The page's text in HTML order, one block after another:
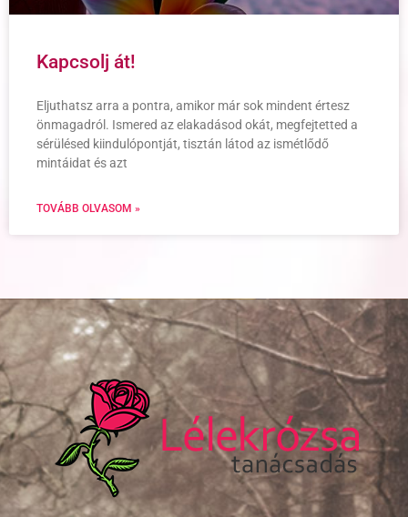
Kapcsolj át!
Eljuthatsz arra a pontra, amikor már sok mindent értesz
önmagadról. Ismered az elakadásod okát, megfejtetted a
sérülésed kiindulópontját, tisztán látod az ismétlődő
mintáidat és azt
TOVÁBB OLVASOM »